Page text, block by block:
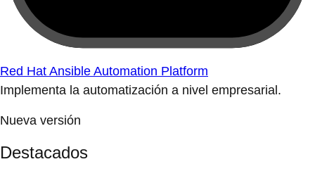
Red Hat Ansible Automation Platform
Implementa la automatización a nivel empresarial.
Nueva versión
Destacados